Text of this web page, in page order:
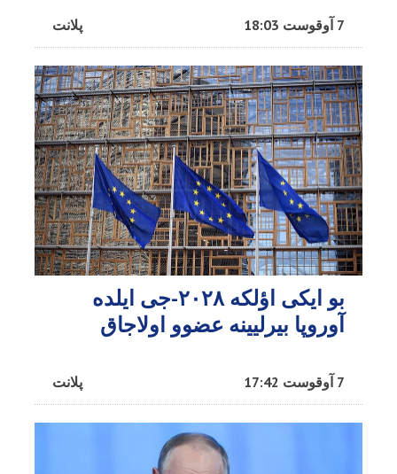
پلانت 7 آوقوست 18:03
بو ایکی اؤلکه ۲۰۲۸-جی ایلده
آوروپا بیرلیینه عضوو اولاجاق
پلانت 7 آوقوست 17:42